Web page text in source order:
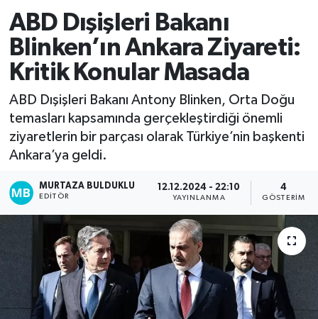
ABD Dışişleri Bakanı
Blinken’ın Ankara Ziyareti:
Kritik Konular Masada
ABD Dışişleri Bakanı Antony Blinken, Orta Doğu
temasları kapsamında gerçekleştirdiği önemli
ziyaretlerin bir parçası olarak Türkiye’nin başkenti
Ankara’ya geldi.
MURTAZA BULDUKLU
EDITÖR
12.12.2024 - 22:10
YAYINLANMA
4
GÖSTERIM
Eğitim
Siyaset
Kadın
Magazin
Yaşam
Tüm Manşetler
Son Dakika Haberleri